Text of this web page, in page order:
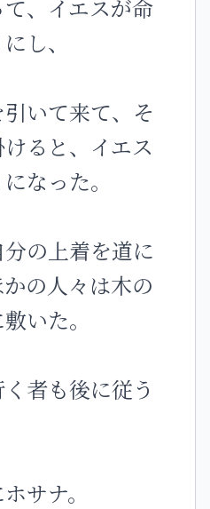
、イエスが命
し、
いて来て、そ
ると、イエス
なった。
の上着を道に
の人々は木の
いた。
者も後に従う
サナ。